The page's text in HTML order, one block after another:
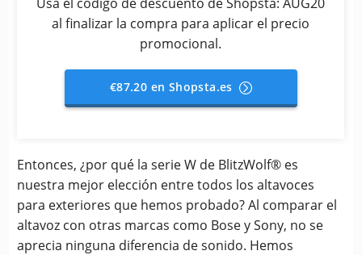
al finalizar la compra para aplicar el precio
promocional.
€87.20 en Shopsta.es
Entonces, ¿por qué la serie W de BlitzWolf® es
nuestra mejor elección entre todos los altavoces
para exteriores que hemos probado? Al comparar el
altavoz con otras marcas como Bose y Sony, no se
aprecia ninguna diferencia de sonido. Hemos